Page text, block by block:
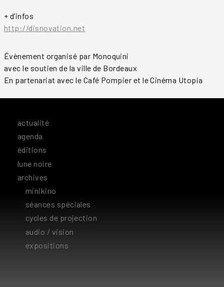
+ d’infos
http://disnovation.net
Évènement organisé par Monoquini
avec le soutien de la ville de Bordeaux
En partenariat avec le Café Pompier et le Cinéma Utopia
actualité
agenda
éditions
lune noire
archives
minikino
séances spéciales
cycles de projection
audio / vision
expositions